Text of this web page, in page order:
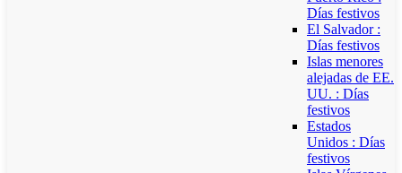
Días festivos
El Salvador :
Días festivos
Islas menores
alejadas de EE.
UU. : Días
festivos
Estados
Unidos : Días
festivos